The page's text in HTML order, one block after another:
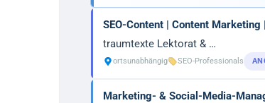
SEO-Content | Content
traumtexte Lektorat & …
ortsunabhängig SEO-Professionals
Marketing- & Social-Media-